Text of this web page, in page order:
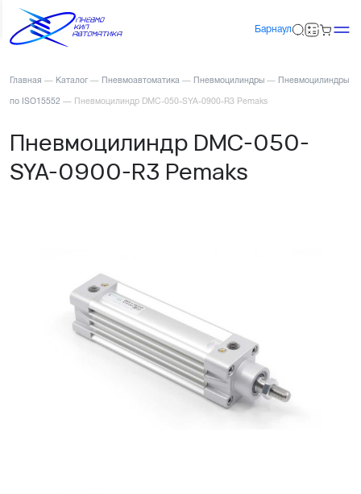
Барнаул
Главная — Каталог — Пневмоавтоматика — Пневмоцилиндры — Пневмоцилиндры
по ISO15552 — Пневмоцилиндр DMC-050-SYA-0900-R3 Pemaks
Пневмоцилиндр DMC-050-
SYA-0900-R3 Pemaks